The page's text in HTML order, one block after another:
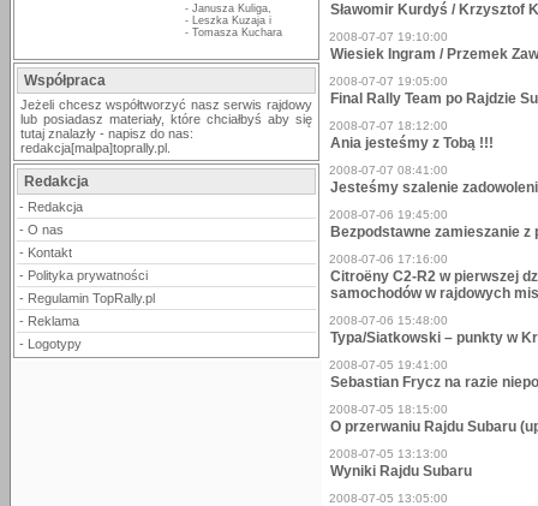
- Janusza Kuliga,
- Leszka Kuzaja i
- Tomasza Kuchara
Współpraca
Jeżeli chcesz współtworzyć nasz serwis rajdowy
lub posiadasz materiały, które chciałbyś aby się
tutaj znalazły - napisz do nas:
redakcja[malpa]toprally.pl.
Redakcja
- Redakcja
- O nas
- Kontakt
- Polityka prywatności
- Regulamin TopRally.pl
- Reklama
- Logotypy
Sławomir Kurdyś / Krzysztof
2008-07-07 19:10:00
Wiesiek Ingram / Przemek
2008-07-07 19:05:00
Final Rally Team po Rajdzie
2008-07-07 18:12:00
Ania jesteśmy z Tobą !!!
2008-07-07 08:41:00
Jesteśmy szalenie
2008-07-06 19:45:00
Bezpodstawne zamieszanie
2008-07-06 17:16:00
Citroëny C2-R2 w pierwszej
samochodów w rajdowych
2008-07-06 15:48:00
Typa/Siatkowski – punkty w
2008-07-05 19:41:00
Sebastian Frycz na razie
2008-07-05 18:15:00
O przerwaniu Rajdu Subaru
2008-07-05 13:13:00
Wyniki Rajdu Subaru
2008-07-05 13:05:00